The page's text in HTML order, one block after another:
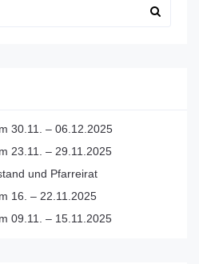
30.11. – 06.12.2025
23.11. – 29.11.2025
und Pfarreirat
16. – 22.11.2025
09.11. – 15.11.2025